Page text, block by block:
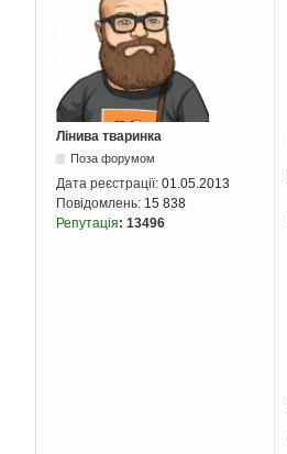
Лінива тваринка
Поза форумом
Дата реєстрації: 01.05.2013
Повідомлень: 15 838
Репутація: 13496